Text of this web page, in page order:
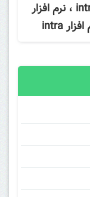
اینترا، دانلود برنامه intra ، برنامه intra ، نرم افزار